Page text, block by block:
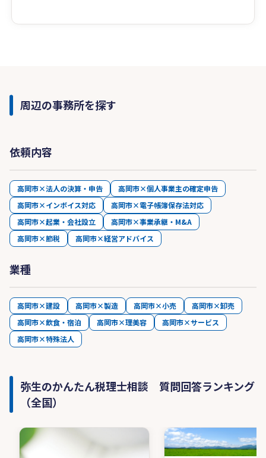
周辺の事務所を探す
依頼内容
高岡市×法人の決算・申告
高岡市×個人事業主の確定申告
高岡市×インボイス対応
高岡市×電子帳簿保存法対応
高岡市×起業・会社設立
高岡市×事業承継・M&A
高岡市×節税
高岡市×経営アドバイス
業種
高岡市×建設 高岡市×製造 高岡市×小売
高岡市×卸売
高岡市×飲食・宿泊
高岡市×理美容
高岡市×サービス
高岡市×特殊法人
弥生のかんたん税理士相談 質問回答ランキング
（全国）